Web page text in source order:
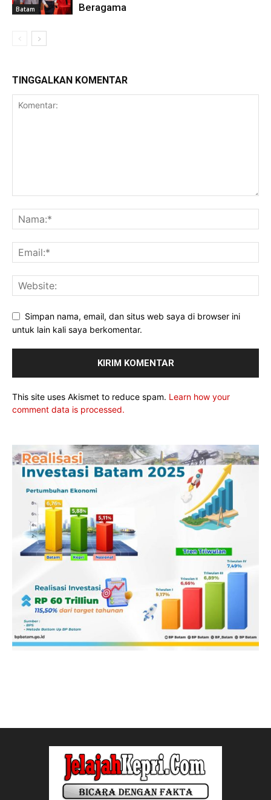
Batam
Beragama
TINGGALKAN KOMENTAR
Simpan nama, email, dan situs web saya di browser ini
untuk lain kali saya berkomentar.
This site uses Akismet to reduce spam. Learn how your
comment data is processed.